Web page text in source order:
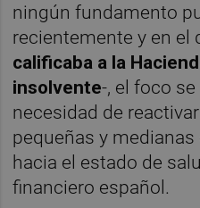
ningún fundamento
recientemente y en el
calificaba a la
insolvente-, el foco
necesidad de
pequeñas y
hacia el estado de
financiero español.